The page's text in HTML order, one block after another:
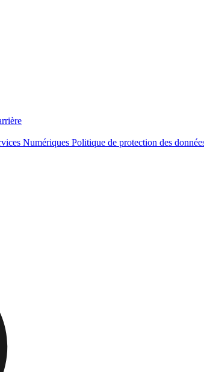
Numériques Politique de protection des